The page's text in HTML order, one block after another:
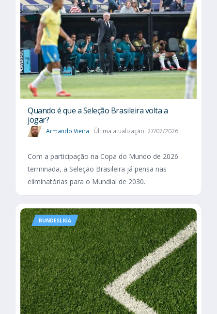
Quando é que a Seleção Brasileira volta a
jogar?
Armando Vieira Última atualização: 27/07/2026
Com a participação na Copa do Mundo de 2026
terminada, a Seleção Brasileira já pensa nas
eliminatórias para o Mundial de 2030.
BUNDESLIGA